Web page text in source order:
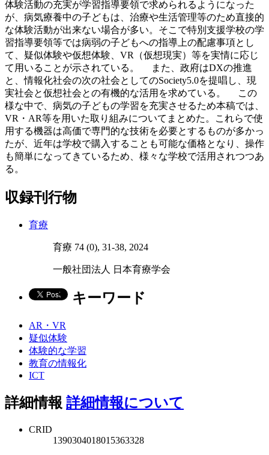
体験活動の充実が学習指導要領で求められるようになった
が、病気療養中の子どもは、治療や生活管理等のため直接的
な体験活動が出来ない場合が多い。そこで特別支援学校の学
習指導要領等では病弱の子どもへの指導上の配慮事項とし
て、疑似体験や仮想体験、VR（仮想現実）等を実情に応じ
て用いることが示されている。 また、政府はDXの推進
と、情報化社会の次の社会としてのSociety5.0を提唱し、現
実社会と仮想社会との有機的な活用を求めている。 この
様な中で、病気の子どもの学習を充実させるため本稿では、
VR・AR等を用いた取り組みについてまとめた。これらで使
用する機器は高価で専門的な技術を必要とするものが多かっ
たが、近年は学校で購入することも可能な価格となり、操作
も簡単になってきているため、様々な学校で活用されつつあ
る。
収録刊行物
育療
育療 74 (0), 31-38, 2024
一般社団法人 日本育療学会
キーワード
AR・VR
疑似体験
体験的な学習
教育の情報化
ICT
詳細情報 詳細情報について
CRID
1390304018015363328